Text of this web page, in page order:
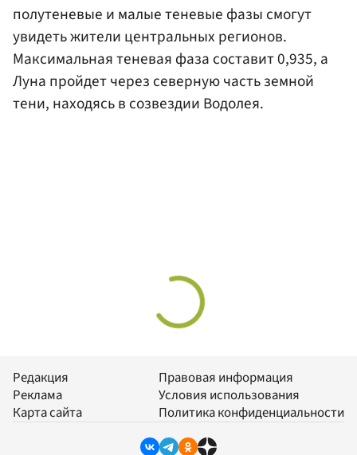
полутеневые и малые теневые фазы смогут
увидеть жители центральных регионов.
Максимальная теневая фаза составит 0,935, а
Луна пройдет через северную часть земной
тени, находясь в созвездии Водолея.
Редакция
Реклама
Карта сайта
Правовая информация
Условия использования
Политика конфиденциальности